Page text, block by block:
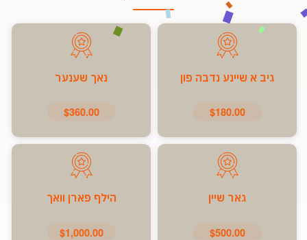
גיב א שיינע נדבה פון
$180.00
נאך שענער
$360.00
גאר שיין
$500.00
הילף פארן וואך
$1,000.00